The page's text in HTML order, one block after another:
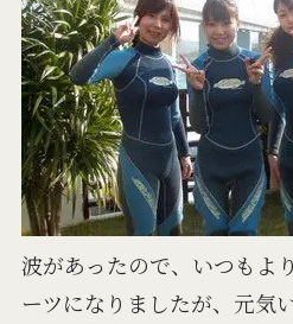
波があったので、いつもよ
ーツになりましたが、元気